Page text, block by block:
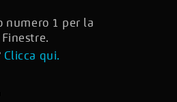
numero 1 per la
Clicca qui.